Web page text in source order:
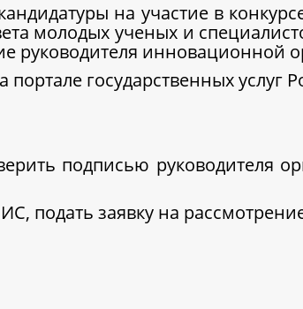
на участие в
молодых ученых и
руководителя инновационной
государственных услуг
подписью руководителя
подать заявку на